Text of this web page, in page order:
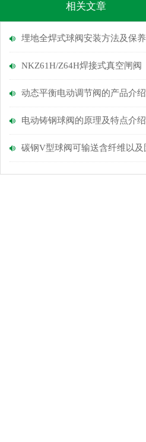
相关文章
埋地全焊式球阀安装方法及保养
NKZ61H/Z64H焊接式真空闸阀
动态平衡电动调节阀的产品介绍
电动铸钢球阀的原理及特点介绍